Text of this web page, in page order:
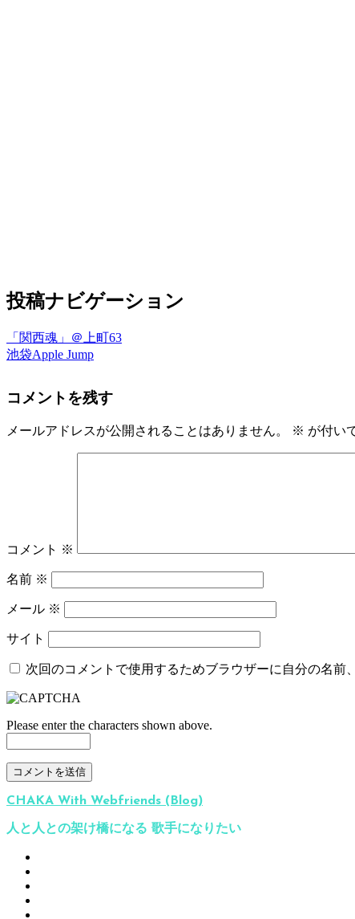
投稿ナビゲーション
「関西魂」＠上町63
池袋Apple Jump
コメントを残す
メールアドレスが公開されることはありません。 ※ が付い
コメント ※
名前 ※
メール ※
サイト
次回のコメントで使用するためブラウザーに自分の名前
Please enter the characters shown above.
CHAKA With Webfriends (Blog)
人と人との架け橋になる 歌手になりたい